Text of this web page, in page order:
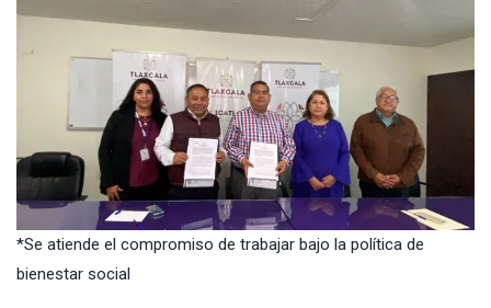
*Se atiende el compromiso de trabajar bajo la política de
bienestar social